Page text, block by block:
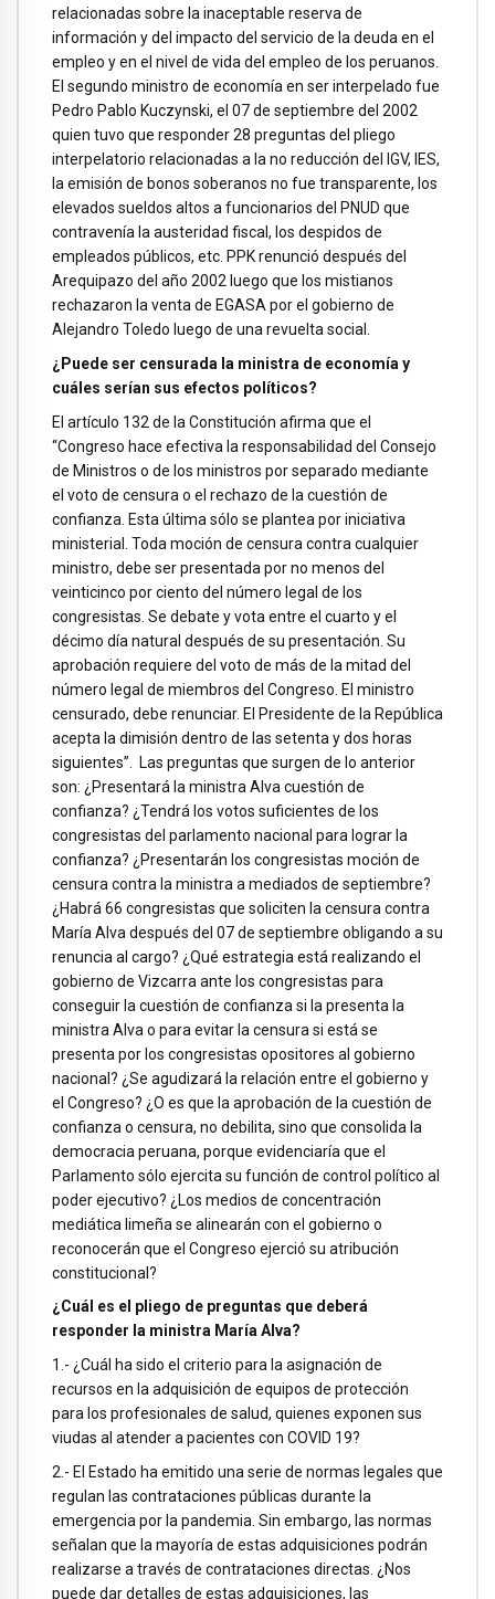
relacionadas sobre la inaceptable reserva de
información y del impacto del servicio de la deuda en el
empleo y en el nivel de vida del empleo de los peruanos.
El segundo ministro de economía en ser interpelado fue
Pedro Pablo Kuczynski, el 07 de septiembre del 2002
quien tuvo que responder 28 preguntas del pliego
interpelatorio relacionadas a la no reducción del IGV, IES,
la emisión de bonos soberanos no fue transparente, los
elevados sueldos altos a funcionarios del PNUD que
contravenía la austeridad fiscal, los despidos de
empleados públicos, etc. PPK renunció después del
Arequipazo del año 2002 luego que los mistianos
rechazaron la venta de EGASA por el gobierno de
Alejandro Toledo luego de una revuelta social.
¿Puede ser censurada la ministra de economía y
cuáles serían sus efectos políticos?
El artículo 132 de la Constitución afirma que el
“Congreso hace efectiva la responsabilidad del Consejo
de Ministros o de los ministros por separado mediante
el voto de censura o el rechazo de la cuestión de
confianza. Esta última sólo se plantea por iniciativa
ministerial. Toda moción de censura contra cualquier
ministro, debe ser presentada por no menos del
veinticinco por ciento del número legal de los
congresistas. Se debate y vota entre el cuarto y el
décimo día natural después de su presentación. Su
aprobación requiere del voto de más de la mitad del
número legal de miembros del Congreso. El ministro
censurado, debe renunciar. El Presidente de la República
acepta la dimisión dentro de las setenta y dos horas
siguientes”. Las preguntas que surgen de lo anterior
son: ¿Presentará la ministra Alva cuestión de
confianza? ¿Tendrá los votos suficientes de los
congresistas del parlamento nacional para lograr la
confianza? ¿Presentarán los congresistas moción de
censura contra la ministra a mediados de septiembre?
¿Habrá 66 congresistas que soliciten la censura contra
María Alva después del 07 de septiembre obligando a su
renuncia al cargo? ¿Qué estrategia está realizando el
gobierno de Vizcarra ante los congresistas para
conseguir la cuestión de confianza si la presenta la
ministra Alva o para evitar la censura si está se
presenta por los congresistas opositores al gobierno
nacional? ¿Se agudizará la relación entre el gobierno y
el Congreso? ¿O es que la aprobación de la cuestión de
confianza o censura, no debilita, sino que consolida la
democracia peruana, porque evidenciaría que el
Parlamento sólo ejercita su función de control político al
poder ejecutivo? ¿Los medios de concentración
mediática limeña se alinearán con el gobierno o
reconocerán que el Congreso ejerció su atribución
constitucional?
¿Cuál es el pliego de preguntas que deberá
responder la ministra María Alva?
1.- ¿Cuál ha sido el criterio para la asignación de
recursos en la adquisición de equipos de protección
para los profesionales de salud, quienes exponen sus
viudas al atender a pacientes con COVID 19?
2.- El Estado ha emitido una serie de normas legales que
regulan las contrataciones públicas durante la
emergencia por la pandemia. Sin embargo, las normas
señalan que la mayoría de estas adquisiciones podrán
realizarse a través de contrataciones directas. ¿Nos
puede dar detalles de estas adquisiciones, las